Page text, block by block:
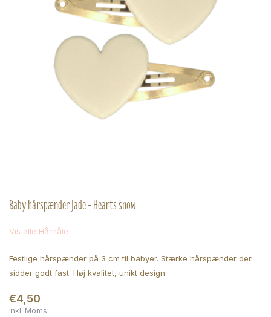
Baby hårspænder Jade - Hearts snow
Vis alle Hårnåle
Festlige hårspænder på 3 cm til babyer. Stærke hårspænder der
sidder godt fast. Høj kvalitet, unikt design
€4,50
Inkl. Moms